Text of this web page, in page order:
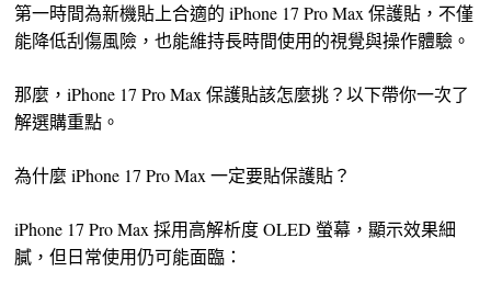
第一時間為新機貼上合適的 iPhone 17 Pro Max 保護貼，不僅
能降低刮傷風險，也能維持長時間使用的視覺與操作體驗。
那麼，iPhone 17 Pro Max 保護貼該怎麼挑？以下帶你一次了
解選購重點。
為什麼 iPhone 17 Pro Max 一定要貼保護貼？
iPhone 17 Pro Max 採用高解析度 OLED 螢幕，顯示效果細
膩，但日常使用仍可能面臨：